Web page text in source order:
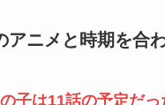
ニメと時期を合
子は11話の予定だ